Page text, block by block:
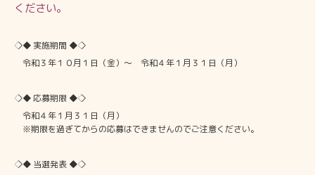
ください。
◇◆ 実施期間 ◆◇
令和３年１０月１日（金）～ 令和４年１月３１日（月）
◇◆ 応募期限 ◆◇
令和４年１月３１日（月）
※期限を過ぎてからの応募はできませんのでご注意ください。
◇◆ 当選発表 ◆◇